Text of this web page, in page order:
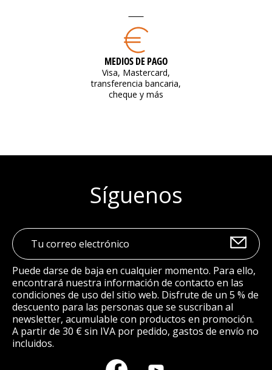
MEDIOS DE PAGO
Visa, Mastercard,
transferencia bancaria,
cheque y más
Síguenos
Puede darse de baja en cualquier momento. Para ello,
encontrará nuestra información de contacto en las
condiciones de uso del sitio web. Disfrute de un 5 % de
descuento para las personas que se suscriban al
newsletter, acumulable con productos en promoción.
A partir de 30 € sin IVA por pedido, gastos de envío no
incluidos.